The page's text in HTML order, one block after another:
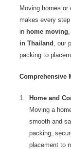
Moving homes
makes every
in home moving,
in Thailand , our
packing to
Comprehensive
Home and
Moving a
smooth and
packing,
placement to